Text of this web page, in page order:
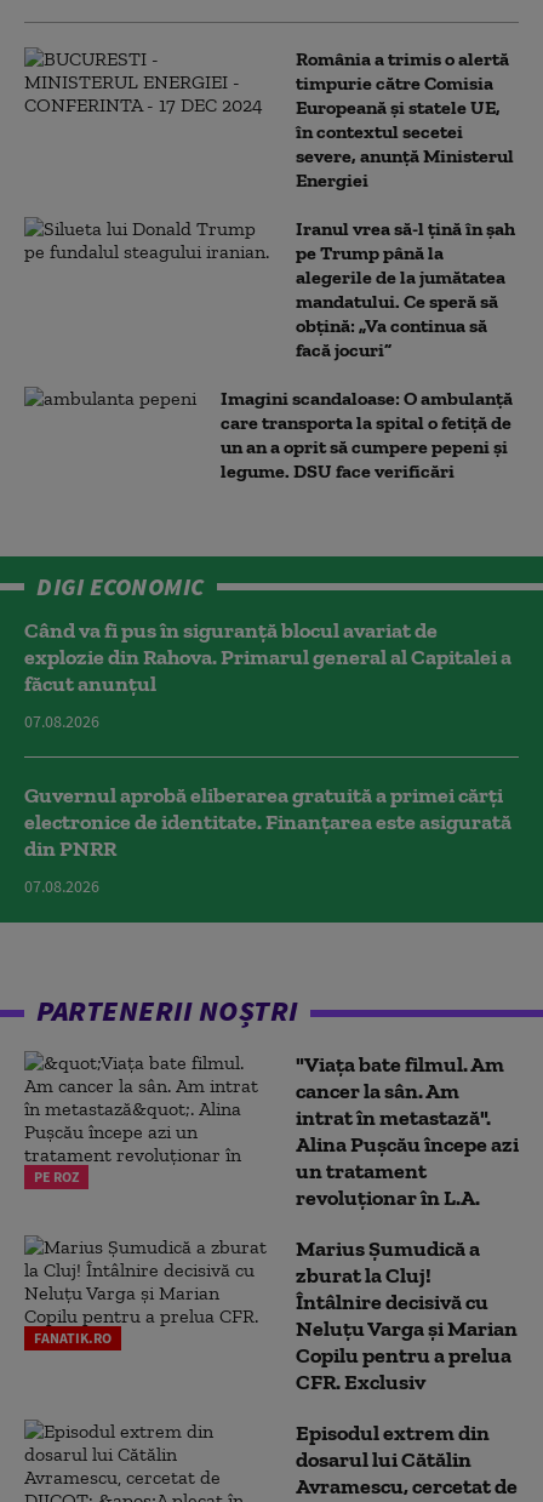
România a trimis o alertă
timpurie către Comisia
Europeană și statele UE,
în contextul secetei
severe, anunță Ministerul
Energiei
Iranul vrea să-l țină în șah
pe Trump până la
alegerile de la jumătatea
mandatului. Ce speră să
obțină: „Va continua să
facă jocuri”
Imagini scandaloase: O ambulanță
care transporta la spital o fetiță de
un an a oprit să cumpere pepeni și
legume. DSU face verificări
DIGI ECONOMIC
Când va fi pus în siguranță blocul avariat de
explozie din Rahova. Primarul general al Capitalei a
făcut anunțul
07.08.2026
Guvernul aprobă eliberarea gratuită a primei cărţi
electronice de identitate. Finanțarea este asigurată
din PNRR
07.08.2026
PARTENERII NOȘTRI
PE ROZ
"Viața bate filmul. Am
cancer la sân. Am
intrat în metastază".
Alina Pușcău începe azi
un tratament
revoluționar în L.A.
FANATIK.RO
Marius Şumudică a
zburat la Cluj!
Întâlnire decisivă cu
Neluţu Varga şi Marian
Copilu pentru a prelua
CFR. Exclusiv
Episodul extrem din
dosarul lui Cătălin
Avramescu, cercetat de